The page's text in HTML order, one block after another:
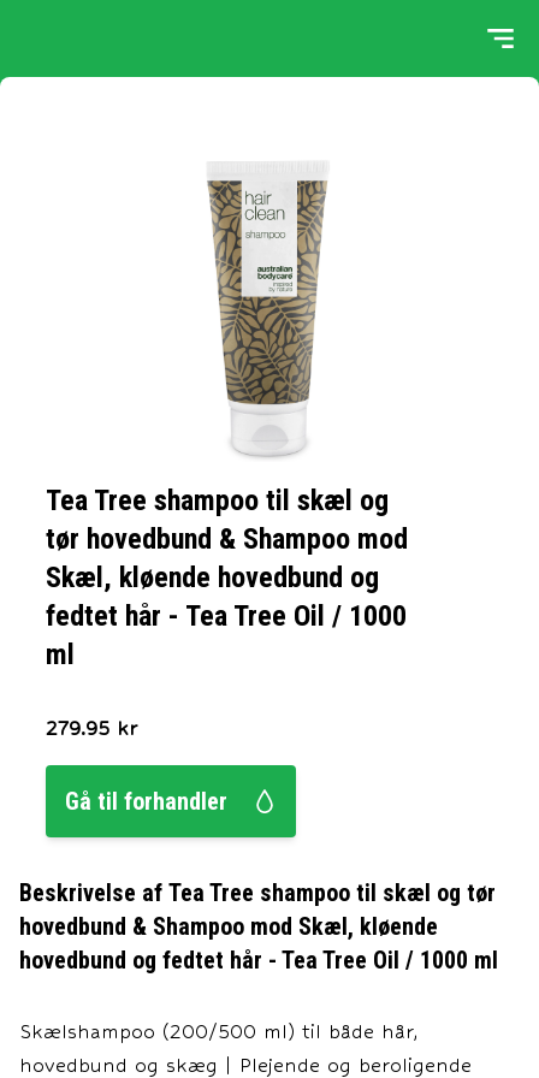
Tea Tree shampoo til skæl og
tør hovedbund & Shampoo mod
Skæl, kløende hovedbund og
fedtet hår - Tea Tree Oil / 1000
ml
279.95 kr
Gå til forhandler
Beskrivelse af Tea Tree shampoo til skæl og tør
hovedbund & Shampoo mod Skæl, kløende
hovedbund og fedtet hår - Tea Tree Oil / 1000 ml
Skælshampoo (200/500 ml) til både hår,
hovedbund og skæg | Plejende og beroligende